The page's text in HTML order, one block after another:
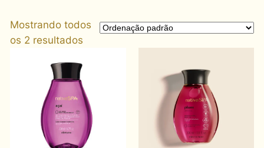
Mostrando todos
os 2 resultados